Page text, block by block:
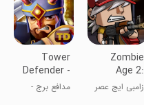
Zombie
Age 2:
Offline
Shooting
زامبی ایج عصر
Tower
Defender -
Defense
game
مدافع برج -